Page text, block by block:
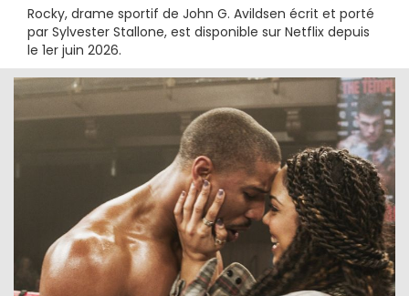
Rocky, drame sportif de John G. Avildsen écrit et porté
par Sylvester Stallone, est disponible sur Netflix depuis
le 1er juin 2026.